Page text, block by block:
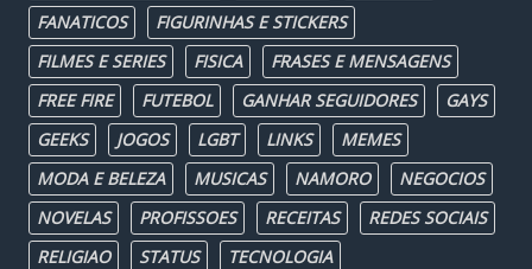
FANATICOS
FIGURINHAS E STICKERS
FILMES E SERIES
FISICA
FRASES E MENSAGENS
FREE FIRE
FUTEBOL GANHAR SEGUIDORES
GAYS
GEEKS
JOGOS LGBT LINKS
MEMES
MODA E BELEZA
MUSICAS NAMORO
NEGOCIOS
NOVELAS
PROFISSOES RECEITAS
REDES SOCIAIS
RELIGIAO
STATUS
TECNOLOGIA